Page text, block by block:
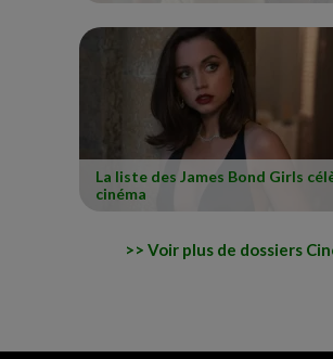
La liste des James Bond Girls
cinéma
Voir plus de dossiers